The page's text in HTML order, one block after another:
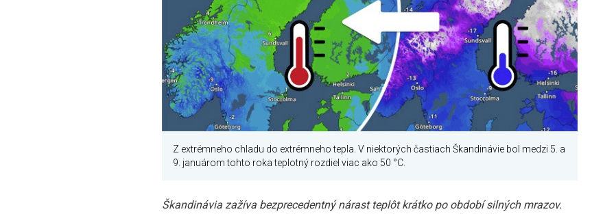
Z extrémneho chladu do extrémneho tepla. V niektorých častiach Škandinávie bol medzi 5. a
9. januárom tohto roka teplotný rozdiel viac ako 50 °C.
Škandinávia zažíva bezprecedentný nárast teplôt krátko po období silných mrazov.